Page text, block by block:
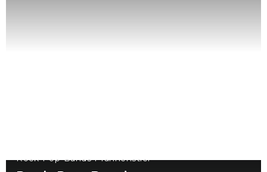
Rock-Pop-Bands Pfannenstiel